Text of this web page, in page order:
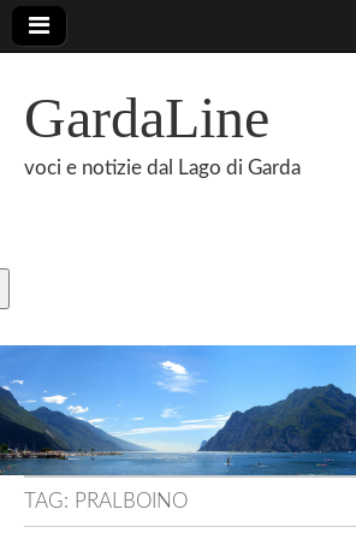
GardaLine
voci e notizie dal Lago di Garda
TAG: PRALBOINO